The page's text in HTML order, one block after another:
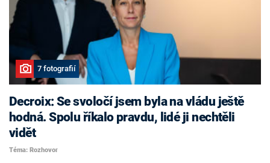
7 fotografií
Decroix: Se svoločí jsem byla na vládu ještě
hodná. Spolu říkalo pravdu, lidé ji nechtěli
vidět
Téma: Rozhovor